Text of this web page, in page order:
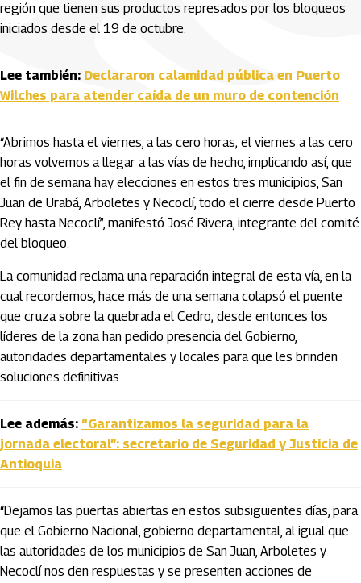
región que tienen sus productos represados por los bloqueos
iniciados desde el 19 de octubre.
Lee también: Declararon calamidad pública en Puerto
Wilches para atender caída de un muro de contención
“Abrimos hasta el viernes, a las cero horas; el viernes a las cero
horas volvemos a llegar a las vías de hecho, implicando así, que
el fin de semana hay elecciones en estos tres municipios, San
Juan de Urabá, Arboletes y Necoclí, todo el cierre desde Puerto
Rey hasta Necoclí”, manifestó José Rivera, integrante del comité
del bloqueo.
La comunidad reclama una reparación integral de esta vía, en la
cual recordemos, hace más de una semana colapsó el puente
que cruza sobre la quebrada el Cedro; desde entonces los
líderes de la zona han pedido presencia del Gobierno,
autoridades departamentales y locales para que les brinden
soluciones definitivas.
Lee además: “Garantizamos la seguridad para la
jornada electoral”: secretario de Seguridad y Justicia de
Antioquia
“Dejamos las puertas abiertas en estos subsiguientes días, para
que el Gobierno Nacional, gobierno departamental, al igual que
las autoridades de los municipios de San Juan, Arboletes y
Necoclí nos den respuestas y se presenten acciones de